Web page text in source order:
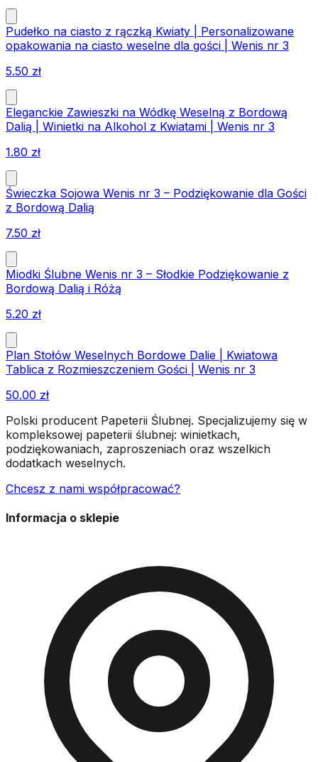
Pudełko na ciasto z rączką Kwiaty | Personalizowane
opakowania na ciasto weselne dla gości | Wenis nr 3
5.50 zł
Eleganckie Zawieszki na Wódkę Weselną z Bordową
Dalią | Winietki na Alkohol z Kwiatami | Wenis nr 3
1.80 zł
Świeczka Sojowa Wenis nr 3 – Podziękowanie dla Gości
z Bordową Dalią
7.50 zł
Miodki Ślubne Wenis nr 3 – Słodkie Podziękowanie z
Bordową Dalią i Różą
5.20 zł
Plan Stołów Weselnych Bordowe Dalie | Kwiatowa
Tablica z Rozmieszczeniem Gości | Wenis nr 3
50.00 zł
Polski producent Papeterii Ślubnej. Specjalizujemy się w
kompleksowej papeterii ślubnej: winietkach,
podziękowaniach, zaproszeniach oraz wszelkich
dodatkach weselnych.
Chcesz z nami współpracować?
Informacja o sklepie